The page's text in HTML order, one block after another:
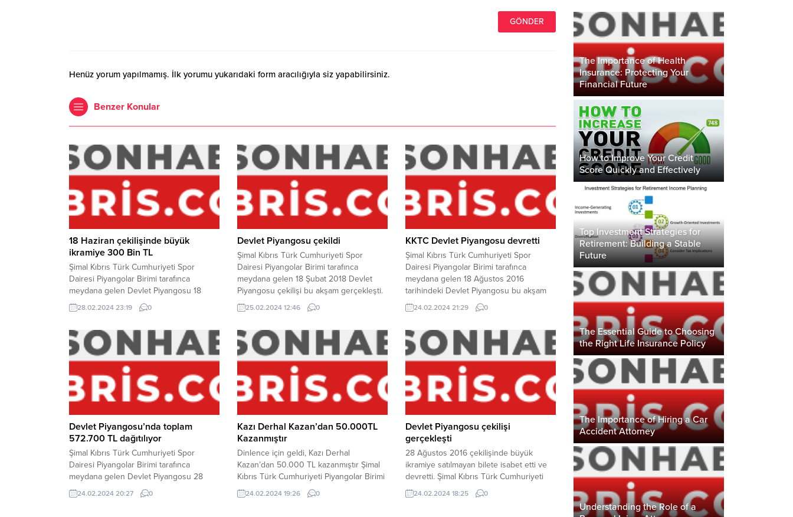
Henüz yorum yapılmamış. İlk yorumu yukarıdaki form aracılığıyla siz yapabilirsiniz.
Benzer Konular
18 Haziran çekilişinde büyük
ikramiye 300 Bin TL
Şimal Kıbrıs Türk Cumhuriyeti Spor
Dairesi Piyangolar Birimi tarafınca
meydana gelen Devlet Piyangosu 18
Haziran 2016 tarihinde talih dağıtacak.
Büyük ikramiyenin 300.000 TL ve
çekiliş coşku ile planlanıyor. Devlet
Piyangosu’nda 8 Haziran çekilişinin
satılmayan bilete isabet etmesinden
dolayı 18 Haziran evveliyatına devreden
büyük ikramiye 300.000...
28.02.2024 23:19 0
Devlet Piyangosu çekildi
Şimal Kıbrıs Türk Cumhuriyeti Spor
Dairesi Piyangolar Birimi tarafınca
meydana gelen 18 Şubat 2018 Devlet
Piyangosu çekilişi bu akşam gerçekleşti.
Devlet Piyangosu’nun bu akşam
heyecanla beklenen çekilişinde 200.000
bilete isabet etti. 28 Şubat 2018 tarihinde
gerçekleşecek olan bir sonraki çekilişte
büyük ikramiye 200.000 ve toplam...
25.02.2024 12:46 0
KKTC Devlet Piyangosu devretti
Şimal Kıbrıs Türk Cumhuriyeti Spor
Dairesi Piyangolar Birimi tarafınca
meydana gelen 18 Ağustos 2016
tarihindeki Devlet Piyangosu bu akşam
Lefke Festivali’nde çekildi. Çekilişte
büyük ikramiyenin satılmayan bilete
2016 tarihinde gerçekleşecek çekilişte
büyük ikramiye 300.000 TL’ye
yükseltildi. Devlet Piyangosu’nun bu
akşam heyecanla beklenen çekilişinde
“57318” numaralı...
24.02.2024 21:29 0
Devlet Piyangosu’nda toplam
572.700 TL dağıtılıyor
Şimal Kıbrıs Türk Cumhuriyeti Spor
Dairesi Piyangolar Birimi tarafınca
meydana gelen Devlet Piyangosu 28
Ağustos 2016 tarihinde talih dağıtacak.
Büyük ikramiyenin 300.000 TL ve
24.02.2024 20:27 0
Kazı Derhal Kazan’dan 50.000TL
Kazanmıştır
Dinlence için geldi, Kazı Derhal
Kazan’dan 50.000 TL kazanmıştır Şimal
Kıbrıs Türk Cumhuriyeti Piyangolar Birimi
kazandırmaya devam ediyor. Piyangolar
Birimi kendi himayesindeki Kazı Derhal
24.02.2024 19:26 0
Devlet Piyangosu çekilişi
gerçekleşti
28 Ağustos 2016 çekilişinde büyük
ikramiye satılmayan bilete isabet etti ve
devretti. Şimal Kıbrıs Türk Cumhuriyeti
Spor Dairesi Piyangolar Birimi tarafınca
meydana gelen 28 Ağustos 2016
24.02.2024 18:25 0
The Importance of Health
Insurance: Protecting Your
Financial Future
How to Improve Your Credit
Score Quickly and Effectively
Top Investment Strategies for
Retirement: Building a Stable
Future
The Essential Guide to Choosing
the Right Life Insurance Policy
The Importance of Hiring a Car
Accident Attorney
Understanding the Role of a